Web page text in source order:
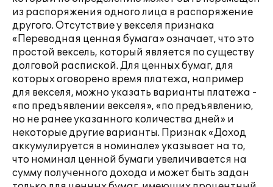
из распоряжения одного лица в распоряжение
другого. Отсутствие у векселя признака
«Переводная ценная бумага» означает, что это
простой вексель, который является по существу
долговой распиской. Для ценных бумаг, для
которых оговорено время платежа, например
для векселя, можно указать варианты платежа -
«по предъявлении векселя», «по предъявлению,
но не ранее указанного количества дней» и
некоторые другие варианты. Признак «Доход
аккумулируется в номинале» указывает на то,
что номинал ценной бумаги увеличивается на
сумму полученного дохода и может быть задан